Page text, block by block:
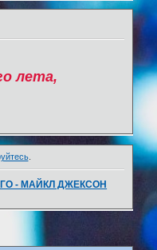
лета,
.
- МАЙКЛ ДЖЕКСОН